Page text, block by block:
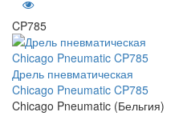
CP785
Дрель пневматическая
Chicago Pneumatic CP785
Chicago Pneumatic (Бельгия)